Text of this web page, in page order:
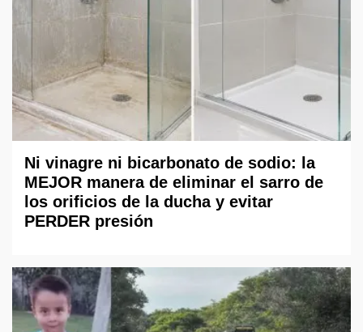
Ni vinagre ni bicarbonato de sodio: la
MEJOR manera de eliminar el sarro de
los orificios de la ducha y evitar
PERDER presión